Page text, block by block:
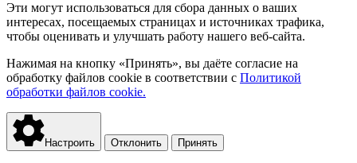
Эти могут использоваться для сбора данных о ваших
интересах, посещаемых страницах и источниках трафика,
чтобы оценивать и улучшать работу нашего веб-сайта.
Нажимая на кнопку «Принять», вы даёте согласие на
обработку файлов cookie в соответствии с Политикой
обработки файлов cookie.
Настроить Отклонить Принять